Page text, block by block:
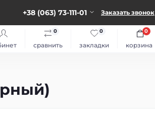
+38 (063) 73-111-01 Заказать звонок
сравнить
0
закладки
0
корзина
0